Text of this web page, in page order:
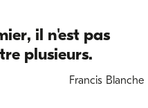
il n'est pas
plusieurs.
Francis Blanche